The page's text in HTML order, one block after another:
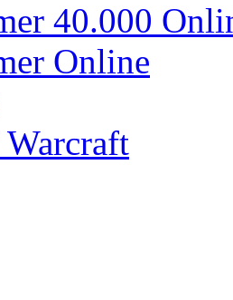
40.000
Online